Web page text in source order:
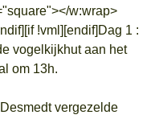
w:wrap>
!vml][endif]Dag 1 :
vogelkijkhut aan het
om 13h.
vergezelde